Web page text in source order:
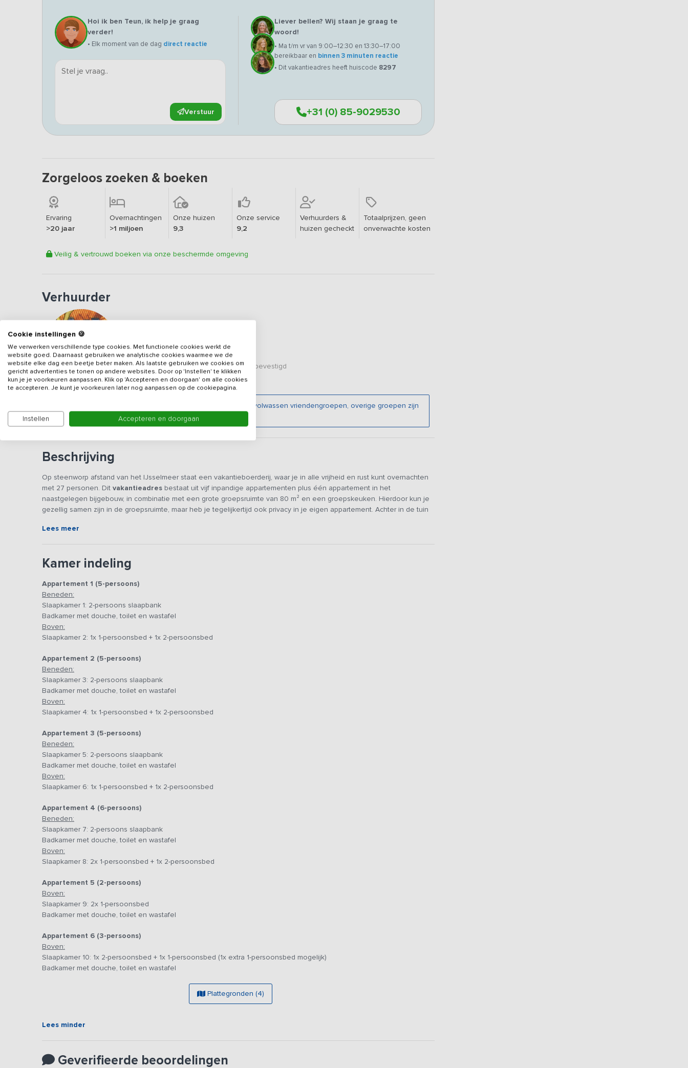
Hoi ik ben Teun, ik help je graag
verder!
• Elk moment van de dag direct reactie
Verstuur
Liever bellen? Wij staan je graag te
woord!
• Ma t/m vr van 9:00–12:30 en 13:30–17:00
bereikbaar en binnen 3 minuten reactie
• Dit vakantieadres heeft huiscode 8297
+31 (0) 85-9029530
Zorgeloos zoeken & boeken
Ervaring
>20 jaar
Overnachtingen
>1 miljoen
Onze huizen
9,3
Onze service
9,2
Verhuurders &
huizen gecheckt
Totaalprijzen, geen
onverwachte kosten
Veilig & vertrouwd boeken via onze beschermde omgeving
Verhuurder
Veilig & vertrouwd
Gegevens van de verhuurder zijn bevestigd
Deze groepsaccommodatie wordt verhuurd aan families en volwassen vriendengroepen, overige groepen zijn
"op aanvraag". De accommodatie is geen feestlocatie.
Beschrijving
Op steenworp afstand van het IJsselmeer staat een vakantieboerderij, waar je in alle vrijheid en rust kunt overnachten
met 27 personen. Dit vakantieadres bestaat uit vijf inpandige appartementen plus één appartement in het
naastgelegen bijgebouw, in combinatie met een grote groepsruimte van 80 m² en een groepskeuken. Hierdoor kun je
gezellig samen zijn in de groepsruimte, maar heb je tegelijkertijd ook privacy in je eigen appartement. Achter in de tuin
keuken is van alle gemakken voorzien, zo is er o.a. een 6-pits fornuis, combi-magnetron, genoeg koelruimte en
Het vakantieadres beschikt over 4 appartementen (drie 5-persoons appartementen en één 6-persoons appartement),
een 2-persoons kamer en een 3-persoons kamer, beide met eigen badkamer. In elk appartement vind je 2 slaapkamers
en een ruime badkamer. Bovendien hebben alle appartementen een eigen keukenblokje, zithoek met een 2-persoons
slaapbank en toegang tot het terras. Bij aankomst zijn de bedden opgemaakt, zodat de vakantie meteen kan beginnen!
glijbanen, de skelters of op het grote grasveld voor allerlei activiteiten. Terwijl een stel een fanatiek spelletje tafeltennis
speelt, kan de rest heerlijk zitten en genieten van de mooie omgeving. Achter in de tuin is een heerlijke plek om ’s
avonds een kampvuur te maken.
Bijzonderheden:
daardoor zijn dat je een vermelding tegenkomt met vergelijkbare foto's.
Lees meer
Kamer indeling
Appartement 1 (5-persoons)
Beneden:
Slaapkamer 1: 2-persoons slaapbank
Badkamer met douche, toilet en wastafel
Boven:
Slaapkamer 2: 1x 1-persoonsbed + 1x 2-persoonsbed
Appartement 2 (5-persoons)
Beneden:
Slaapkamer 3: 2-persoons slaapbank
Badkamer met douche, toilet en wastafel
Boven:
Slaapkamer 4: 1x 1-persoonsbed + 1x 2-persoonsbed
Appartement 3 (5-persoons)
Beneden:
Slaapkamer 5: 2-persoons slaapbank
Badkamer met douche, toilet en wastafel
Boven:
Slaapkamer 6: 1x 1-persoonsbed + 1x 2-persoonsbed
Appartement 4 (6-persoons)
Beneden:
Slaapkamer 7: 2-persoons slaapbank
Badkamer met douche, toilet en wastafel
Boven:
Slaapkamer 8: 2x 1-persoonsbed + 1x 2-persoonsbed
Appartement 5 (2-persoons)
Boven:
Slaapkamer 9: 2x 1-persoonsbed
Badkamer met douche, toilet en wastafel
Appartement 6 (3-persoons)
Boven:
Slaapkamer 10: 1x 2-persoonsbed + 1x 1-persoonsbed (1x extra 1-persoonsbed mogelijk)
Badkamer met douche, toilet en wastafel
Plattegronden (4)
Lees minder
Geverifieerde beoordelingen
Cookie instellingen 🍪
We verwerken verschillende type cookies. Met functionele cookies werkt de
website goed. Daarnaast gebruiken we analytische cookies waarmee we de
website elke dag een beetje beter maken. Als laatste gebruiken we cookies om
gericht advertenties te tonen op andere websites. Door op 'Instellen' te klikken
kun je je voorkeuren aanpassen. Klik op 'Accepteren en doorgaan' om alle cookies
te accepteren. Je kunt je voorkeuren later nog aanpassen op de cookiepagina.
Instellen Accepteren en doorgaan